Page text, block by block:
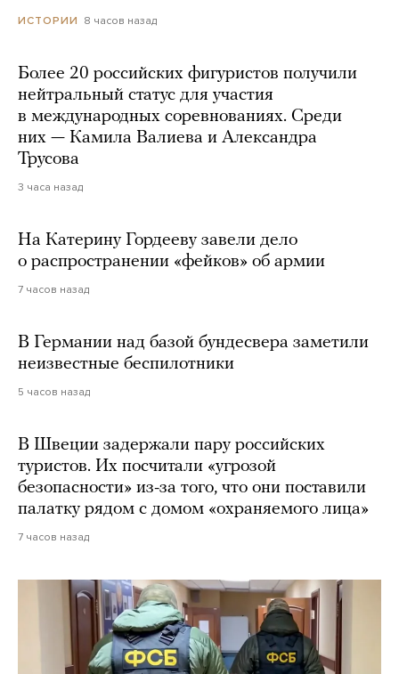
ИСТОРИИ 8 часов назад
Более 20 российских фигуристов получили
нейтральный статус для участия
в международных соревнованиях. Среди
них — Камила Валиева и Александра
Трусова
3 часа назад
На Катерину Гордееву завели дело
о распространении «фейков» об армии
7 часов назад
В Германии над базой бундесвера заметили
неизвестные беспилотники
5 часов назад
В Швеции задержали пару российских
туристов. Их посчитали «угрозой
безопасности» из-за того, что они поставили
палатку рядом с домом «охраняемого лица»
7 часов назад